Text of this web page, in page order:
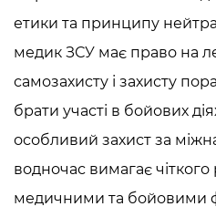
етики та принципу
медик ЗСУ має право на
самозахисту і захисту
брати участі в бойових
особливий захист за
водночас вимагає
медичними та бойовими